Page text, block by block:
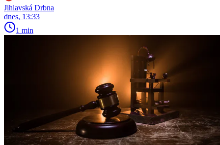
Jihlavská Drbna
dnes, 13:33
1 min